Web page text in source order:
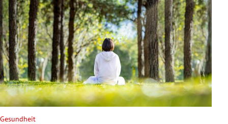
Gesundheit